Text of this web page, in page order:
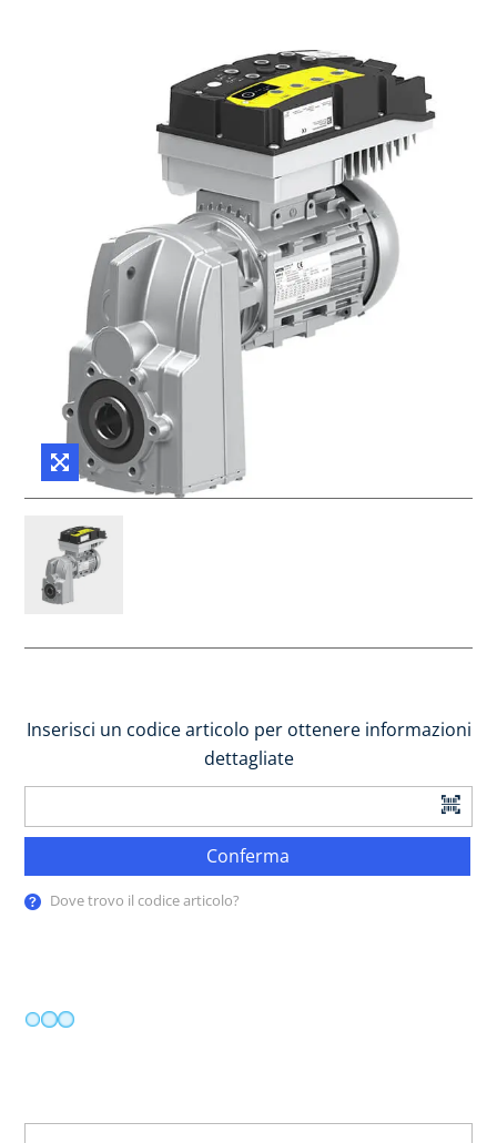
Inserisci un codice articolo per ottenere informazioni
dettagliate
Conferma
Dove trovo il codice articolo?